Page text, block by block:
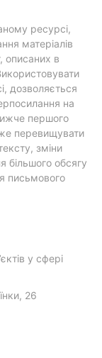
ресурсі,
матеріалів
описаних в
дозволяється
на
першого
перевищувати
зміни
більшого обсягу
письмового
у сфері
26